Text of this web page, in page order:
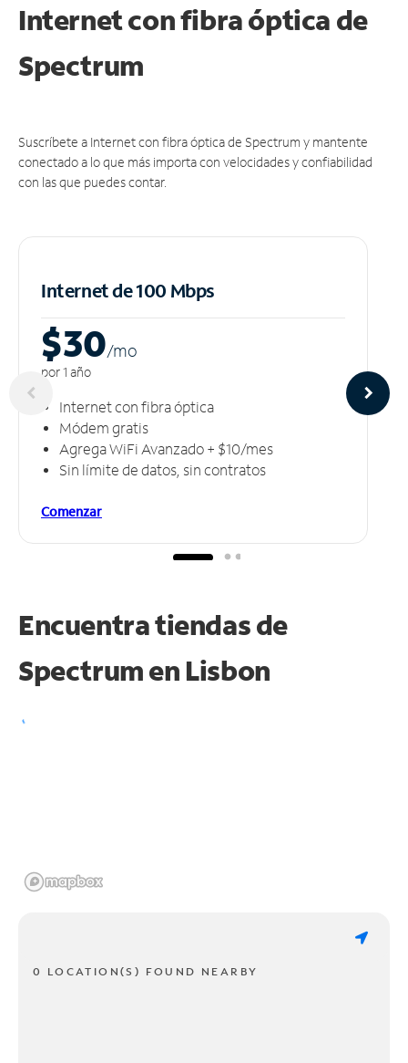
Internet con fibra óptica de
Spectrum
Suscríbete a Internet con fibra óptica de Spectrum y mantente
conectado a lo que más importa con velocidades y confiabilidad
con las que puedes contar.
Internet de 100 Mbps
$30/mo
por 1 año
Internet con fibra óptica
Módem gratis
Agrega WiFi Avanzado + $10/mes
Sin límite de datos, sin contratos
Comenzar
Encuentra tiendas de
Spectrum en Lisbon
0 LOCATION(S) FOUND NEARBY